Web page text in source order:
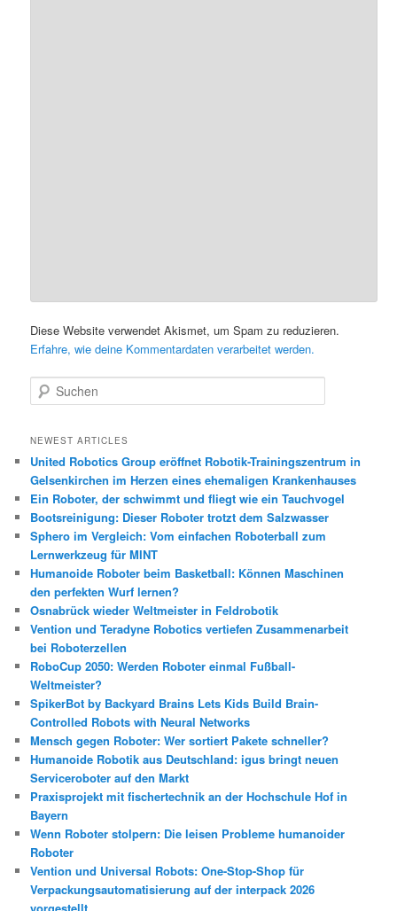
Diese Website verwendet Akismet, um Spam zu reduzieren.
Erfahre, wie deine Kommentardaten verarbeitet werden.
u
h
n
NEWEST ARTICLES
United Robotics Group eröffnet Robotik-Trainingszentrum in
Gelsenkirchen im Herzen eines ehemaligen Krankenhauses
Ein Roboter, der schwimmt und fliegt wie ein Tauchvogel
Bootsreinigung: Dieser Roboter trotzt dem Salzwasser
Sphero im Vergleich: Vom einfachen Roboterball zum
Lernwerkzeug für MINT
Humanoide Roboter beim Basketball: Können Maschinen
den perfekten Wurf lernen?
Osnabrück wieder Weltmeister in Feldrobotik
Vention und Teradyne Robotics vertiefen Zusammenarbeit
bei Roboterzellen
RoboCup 2050: Werden Roboter einmal Fußball-
Weltmeister?
SpikerBot by Backyard Brains Lets Kids Build Brain-
Controlled Robots with Neural Networks
Mensch gegen Roboter: Wer sortiert Pakete schneller?
Humanoide Robotik aus Deutschland: igus bringt neuen
Serviceroboter auf den Markt
Praxisprojekt mit fischertechnik an der Hochschule Hof in
Bayern
Wenn Roboter stolpern: Die leisen Probleme humanoider
Roboter
Vention und Universal Robots: One-Stop-Shop für
Verpackungsautomatisierung auf der interpack 2026
vorgestellt